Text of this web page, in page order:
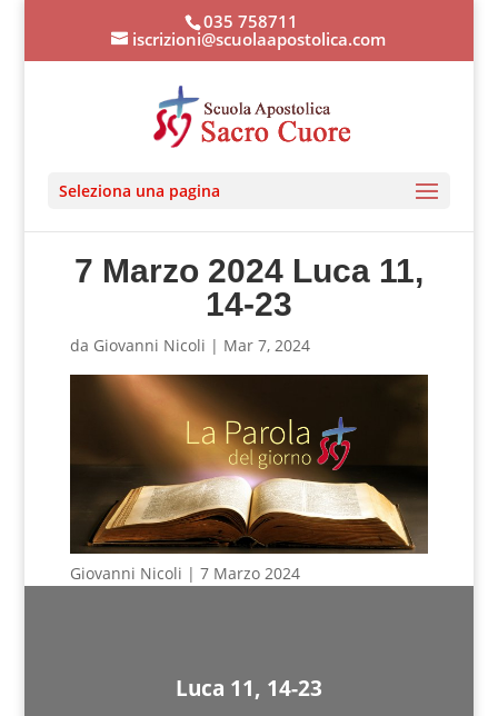
035 758711
iscrizioni@scuolaapostolica.com
Seleziona una pagina
7 Marzo 2024 Luca 11,
14-23
da Giovanni Nicoli | Mar 7, 2024
Giovanni Nicoli | 7 Marzo 2024
Luca 11, 14-23